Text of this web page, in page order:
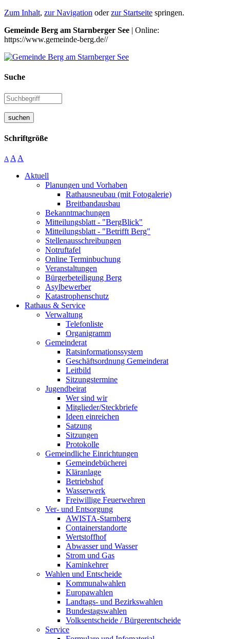
Zum Inhalt, zur Navigation oderzur Startseite springen.
Gemeinde Berg am Starnberger See | Online:
https://www.gemeinde-berg.de//
Suche
suchen
Schriftgröße
A A A
Aktuell
Planungen und Vorhaben
Rathausneubau (mit Fotogalerie)
Breitbandausbau
Bekanntmachungen
Mitteilungsblatt - "BergBlick"
Mitteilungsblatt - "Betrifft Berg"
Stellenausschreibungen
Notruftafel
Online Terminbuchung
Veranstaltungen
Bürgerbeteiligung Berg
Asylbewerber
Katastrophenschutz
Rathaus & Service
Verwaltung
Telefonliste
Organigramm
Gemeinderat
Ratsinformationssystem
Geschäftsordnung Gemeinderat
Leitbild
Sitzungstermine
Jugendbeirat
Wer sind wir
Mitglieder/Steckbriefe
Ideen einreichen
Satzung
Sitzungen
Protokolle
Gemeindliche Einrichtungen
Gemeindebücherei
Kläranlage
Betriebshof
Wasserwerk
Freiwillige Feuerwehren
Ver- und Entsorgung
AWISTA-Starnberg
Containerstandorte
Wertstoffhof
Abwasser und Wasser
Strom und Gas
Kaminkehrer
Wahlen und Entscheide
Kommunalwahlen
Europawahlen
Landtags- und Bezirkswahlen
Bundestagswahlen
Volksentscheide / Bürgerentscheide
Service